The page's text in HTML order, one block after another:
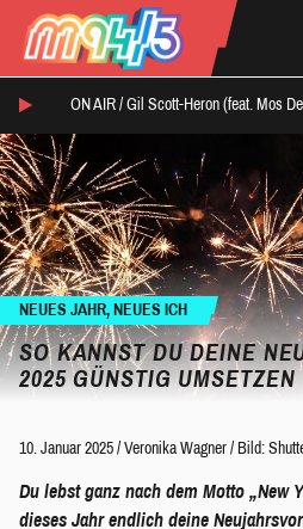
ON AIR / Gil Scott-Heron (feat. Mos
NEUES JAHR, NEUES ICH
SO KANNST DU DEINE
2025 GÜNSTIG UMSETZEN
10. Januar 2025 / Veronika Wagner / Bild:
Du lebst ganz nach dem Motto „New
dieses Jahr endlich deine